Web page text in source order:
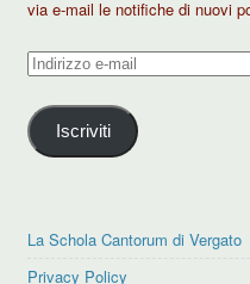
via e-mail le notifiche di nuovi
Indirizzo
mail
Iscriviti
La Schola Cantorum di Vergato
Privacy Policy